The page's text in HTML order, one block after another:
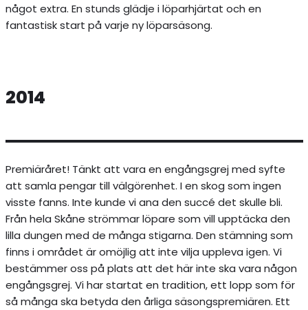
något extra. En stunds glädje i löparhjärtat och en
fantastisk start på varje ny löparsäsong.
2014
Premiäråret! Tänkt att vara en engångsgrej med syfte
att samla pengar till välgörenhet. I en skog som ingen
visste fanns. Inte kunde vi ana den succé det skulle bli.
Från hela Skåne strömmar löpare som vill upptäcka den
lilla dungen med de många stigarna. Den stämning som
finns i området är omöjlig att inte vilja uppleva igen. Vi
bestämmer oss på plats att det här inte ska vara någon
engångsgrej. Vi har startat en tradition, ett lopp som för
så många ska betyda den årliga säsongspremiären. Ett